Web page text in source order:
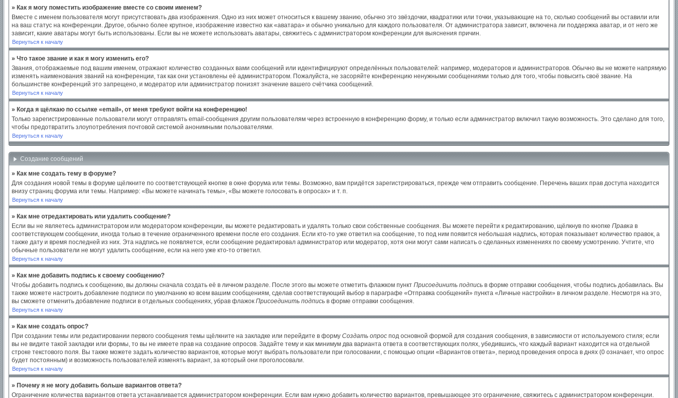
» Как я могу поместить изображение вместе со своим именем?
Вместе с именем пользователя могут присутствовать два изображения. Одно из них может относиться к вашему званию, обычно это звёздочки, квадратики или точки, указывающие на то, сколько сообщений вы оставили или
на ваш статус на конференции. Другое, обычно более крупное, изображение известно как «аватара» и обычно уникально для каждого пользователя. От администратора зависит, включена ли поддержка аватар, и от него же
зависит, какие аватары могут быть использованы. Если вы не можете использовать аватары, свяжитесь с администратором конференции для выяснения причин.
Вернуться к началу
» Что такое звание и как я могу изменить его?
Звания, отображаемые под вашим именем, отражают количество созданных вами сообщений или идентифицируют определённых пользователей: например, модераторов и администраторов. Обычно вы не можете напрямую
изменять наименования званий на конференции, так как они установлены её администратором. Пожалуйста, не засоряйте конференцию ненужными сообщениями только для того, чтобы повысить своё звание. На
большинстве конференций это запрещено, и модератор или администратор понизят значение вашего счётчика сообщений.
Вернуться к началу
» Когда я щёлкаю по ссылке «email», от меня требуют войти на конференцию!
Только зарегистрированные пользователи могут отправлять email-сообщения другим пользователям через встроенную в конференцию форму, и только если администратор включил такую возможность. Это сделано для того,
чтобы предотвратить злоупотребления почтовой системой анонимными пользователями.
Вернуться к началу
Создание сообщений
» Как мне создать тему в форуме?
Для создания новой темы в форуме щёлкните по соответствующей кнопке в окне форума или темы. Возможно, вам придётся зарегистрироваться, прежде чем отправить сообщение. Перечень ваших прав доступа находится
внизу страниц форума или темы. Например: «Вы можете начинать темы», «Вы можете голосовать в опросах» и т. п.
Вернуться к началу
» Как мне отредактировать или удалить сообщение?
Если вы не являетесь администратором или модератором конференции, вы можете редактировать и удалять только свои собственные сообщения. Вы можете перейти к редактированию, щёлкнув по кнопке Правка в
соответствующем сообщении, иногда только в течение ограниченного времени после его создания. Если кто-то уже ответил на сообщение, то под ним появится небольшая надпись, которая показывает количество правок, а
также дату и время последней из них. Эта надпись не появляется, если сообщение редактировал администратор или модератор, хотя они могут сами написать о сделанных изменениях по своему усмотрению. Учтите, что
обычные пользователи не могут удалить сообщение, если на него уже кто-то ответил.
Вернуться к началу
» Как мне добавить подпись к своему сообщению?
Чтобы добавить подпись к сообщению, вы должны сначала создать её в личном разделе. После этого вы можете отметить флажком пункт Присоединить подпись в форме отправки сообщения, чтобы подпись добавилась. Вы
также можете настроить добавление подписи по умолчанию ко всем вашим сообщениям, сделав соответствующий выбор в параграфе «Отправка сообщений» пункта «Личные настройки» в личном разделе. Несмотря на это,
вы сможете отменить добавление подписи в отдельных сообщениях, убрав флажок Присоединить подпись в форме отправки сообщения.
Вернуться к началу
» Как мне создать опрос?
При создании темы или редактировании первого сообщения темы щёлкните на закладке или перейдите в форму Создать опрос под основной формой для создания сообщения, в зависимости от используемого стиля; если
вы не видите такой закладки или формы, то вы не имеете прав на создание опросов. Задайте тему и как минимум два варианта ответа в соответствующих полях, убедившись, что каждый вариант находится на отдельной
строке текстового поля. Вы также можете задать количество вариантов, которые могут выбрать пользователи при голосовании, с помощью опции «Вариантов ответа», период проведения опроса в днях (0 означает, что опрос
будет постоянным) и возможность пользователей изменять вариант, за который они проголосовали.
Вернуться к началу
» Почему я не могу добавить больше вариантов ответа?
Ограничение количества вариантов ответа устанавливается администратором конференции. Если вам нужно добавить количество вариантов, превышающее это ограничение, свяжитесь с администратором конференции.